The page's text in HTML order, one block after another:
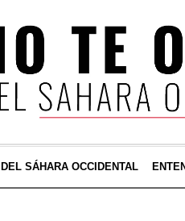
SÁHARA OCCIDENTAL